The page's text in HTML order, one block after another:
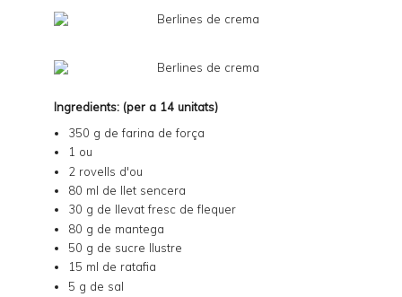
Ingredients: (per a 14 unitats)
350 g de farina de força
1 ou
2 rovells d'ou
80 ml de llet sencera
30 g de llevat fresc de flequer
80 g de mantega
50 g de sucre llustre
15 ml de ratafia
5 g de sal